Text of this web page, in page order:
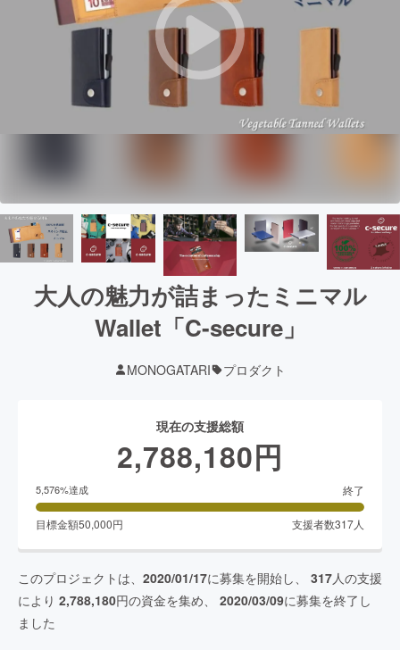
大人の魅力が詰まったミニマル
Wallet「C-secure」
MONOGATARI プロダクト
現在の支援総額
2,788,180円
5,576%達成 終了
目標金額50,000円 支援者数317人
このプロジェクトは、 2020/01/17に募集を開始し、 317人の支援
により 2,788,180円の資金を集め、 2020/03/09に募集を終了し
ました